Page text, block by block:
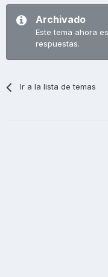
Archivado
Este tema ahora
respuestas.
Ir a la lista de temas